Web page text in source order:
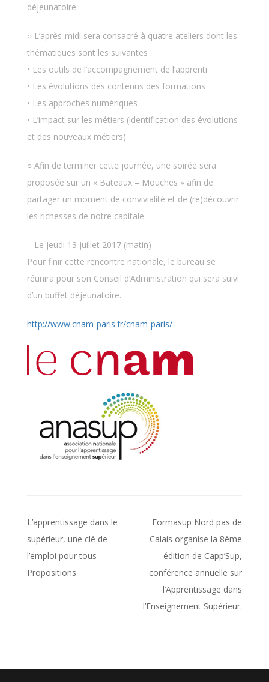
déjeunatoire.
○ L’après-midi sera consacré à quatre ateliers dont les
thématiques sont les suivantes :
• Les outils de l’accompagnement de l’apprenti
• Les évolutions des contenus des formations
• Les approches numériques
• L’impact sur les métiers (identification des évolutions
et des nouveaux métiers)
○ Afin de terminer cette journée, une soirée sera
proposée sur un « Bateaux – Mouches » afin de
partager un moment de convivialité et de (re)découvrir
les richesses de notre capitale.
– Le jeudi 13 juillet 2017 (matin)
Pour finir cette rencontre nationale, le bureau se
réunira pour son Conseil d’Administration qui sera suivi
d’un buffet déjeunatoire.
http://www.cnam-paris.fr/cnam-paris/
Navigation
de
l’article
L’apprentissage dans le
supérieur, une clé de
l’emploi pour tous –
Propositions
Formasup Nord pas de
Calais organise la 8ème
édition de Capp’Sup,
conférence annuelle sur
l’Apprentissage dans
l’Enseignement Supérieur.